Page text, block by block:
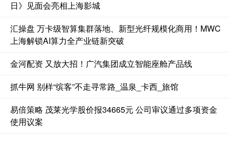
日》见面会亮相上海影城
汇操盘 万卡级智算集群落地、新型光纤规模化商用！MWC
上海解锁AI算力全产业链新突破
金河配资 又放大招！广汽集团成立智能座舱产品线
抓牛网 别样“缤客”不走寻常路_温泉_卡西_旅馆
易倍策略 茂莱光学股价报34665元 公司审议通过多项资金
使用议案